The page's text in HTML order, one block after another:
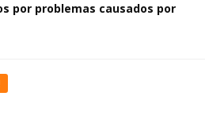
por problemas causados por